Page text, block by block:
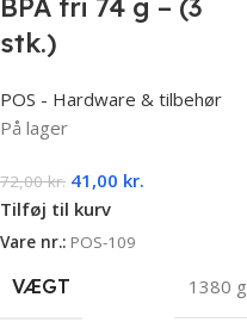
BPA fri 74 g – (3
stk.)
POS - Hardware & tilbehør
På lager
72,00kr. 41,00 kr.
Tilføj til kurv
Vare nr.: POS-109
VÆGT 1380 g